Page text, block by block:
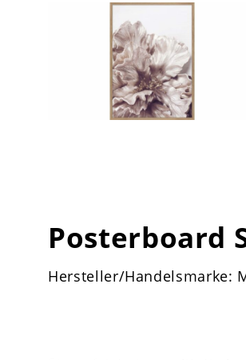
Posterboard
Hersteller/Handelsmarke: